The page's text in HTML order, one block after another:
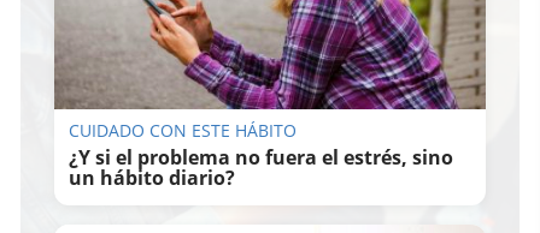
CUIDADO CON ESTE HÁBITO
¿Y si el problema no fuera el estrés, sino
un hábito diario?